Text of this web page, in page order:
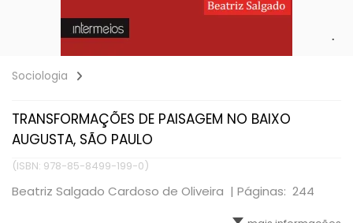
Sociologia
TRANSFORMAÇÕES DE PAISAGEM NO BAIXO
AUGUSTA, SÃO PAULO
(ISBN: 978-85-8499-199-0)
Beatriz Salgado Cardoso de Oliveira | Páginas: 244